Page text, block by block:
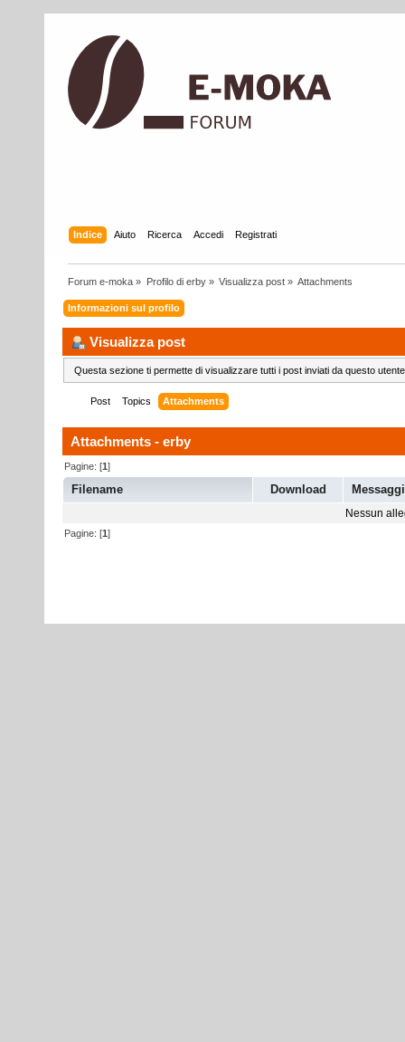
Indice Aiuto Ricerca Accedi Registrati
Forum e-moka » Profilo di erby» Visualizza post» Attachments
Informazioni sul profilo
Visualizza post
Questa sezione ti permette di visualizzare tutti i post inviati da questo
Post Topics Attachments
Attachments - erby
Pagine: [1]
Filename Download
Nessun
Pagine: [1]